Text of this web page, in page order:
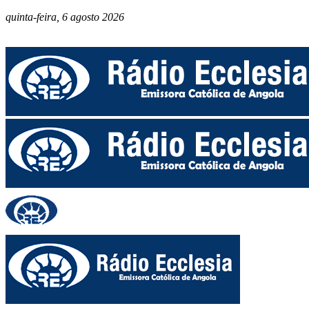
quinta-feira, 6 agosto 2026